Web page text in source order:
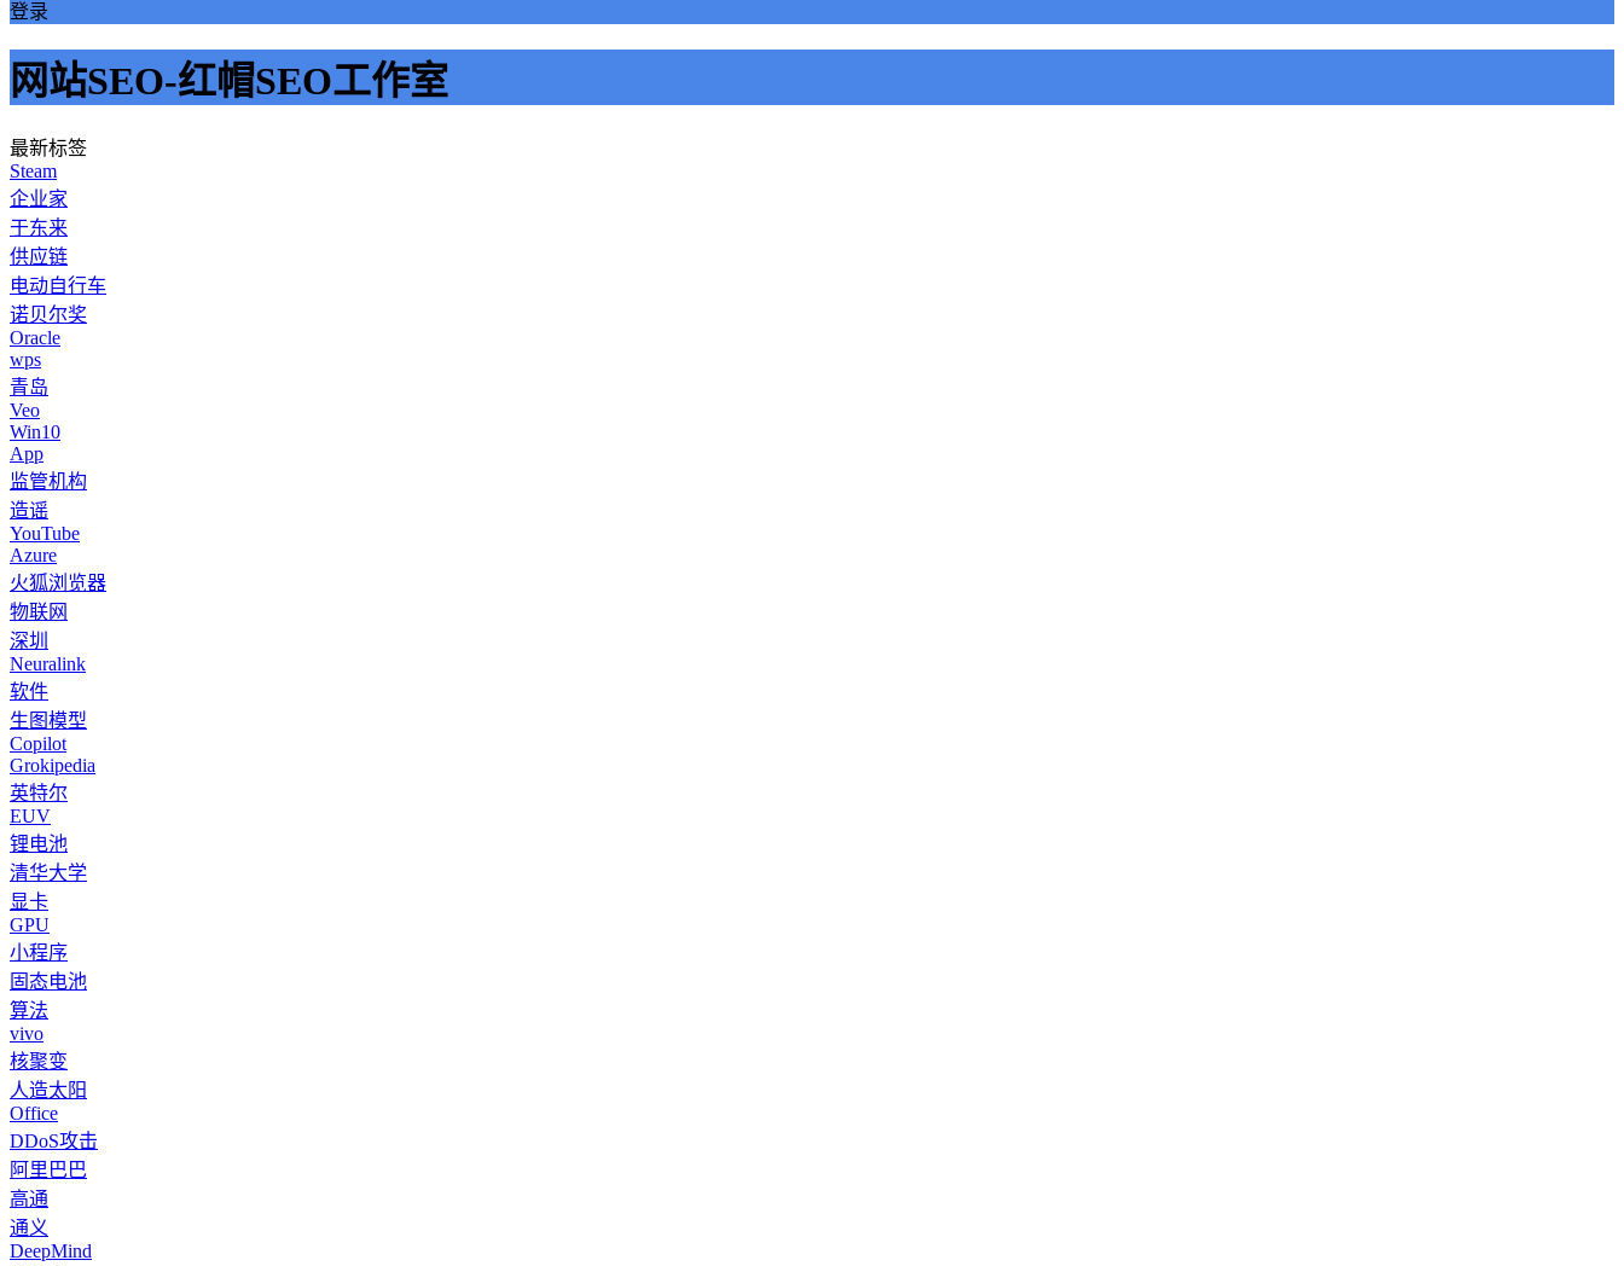
登录
网站SEO-红帽SEO工作室
最新标签
Steam
企业家
于东来
供应链
电动自行车
诺贝尔奖
Oracle
wps
青岛
Veo
Win10
App
监管机构
造谣
YouTube
Azure
火狐浏览器
物联网
深圳
Neuralink
软件
生图模型
Copilot
Grokipedia
英特尔
EUV
锂电池
清华大学
显卡
GPU
小程序
固态电池
算法
vivo
核聚变
人造太阳
Office
DDoS攻击
阿里巴巴
高通
通义
DeepMind